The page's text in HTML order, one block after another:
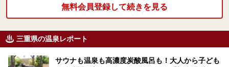
無料会員登録して続きを見る
三重県の温泉レポート
サウナも温泉も高濃度炭酸風呂も！大人から子ども